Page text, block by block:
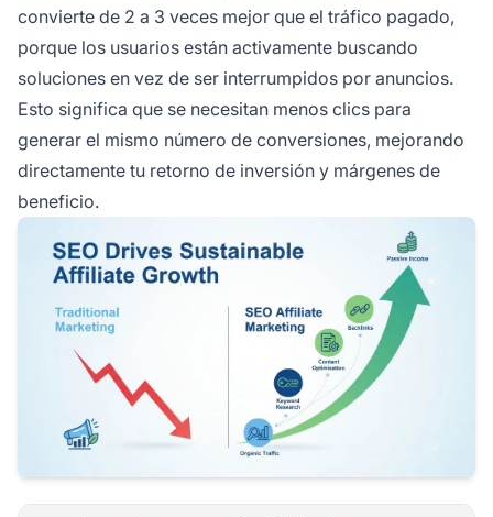
convierte de 2 a 3 veces mejor que el tráfico pagado,
porque los usuarios están activamente buscando
soluciones en vez de ser interrumpidos por anuncios.
Esto significa que se necesitan menos clics para
generar el mismo número de conversiones, mejorando
directamente tu retorno de inversión y márgenes de
beneficio.